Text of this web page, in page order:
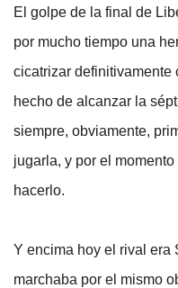
El golpe de la final de
por mucho tiempo una
cicatrizar definitivamente
hecho de alcanzar la
siempre, obviamente,
jugarla, y por el
hacerlo.
Y encima hoy el rival era
marchaba por el mismo